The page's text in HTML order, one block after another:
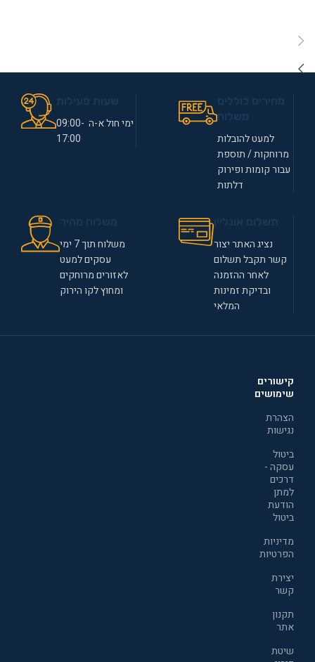
למעט להובלות
מרוחקות / תוספת
עבור קומות ופירוק
דלתות
ימי חול א-ה 09:00-
17:00
נציג האתר יצור
קשר תקבל תשלום
לאחר ההזמנה
ובדיקת זמינות
המלאי
משלוח תוך 7 ימי
עסקים למעט
לאזורים מרוחקים
ומחוץ לקו הירוק
קישורים
שימושים
הצהרת
נגישות
ביטול
עסקה -
דרכים
למתן
הודעת
ביטול
מדיניות
הפרטיות
יצירת
קשר
תקנון
אתר
שיטת